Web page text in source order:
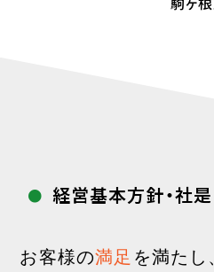
経営基本方針・社是
お客様の満足 を満たし